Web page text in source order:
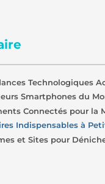
Technologiques
Smartphones du
Connectés pour la
Indispensables à
et Sites pour